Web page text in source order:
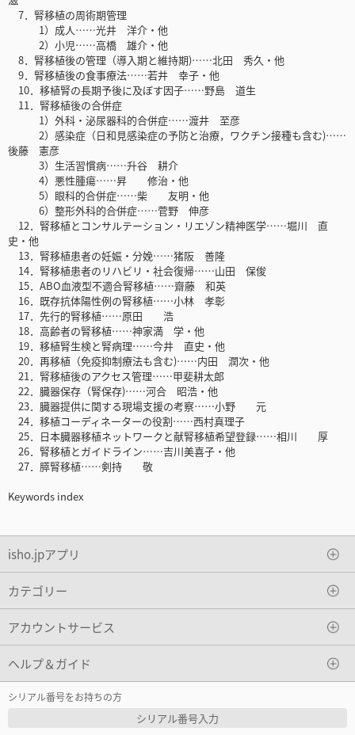
7．腎移植の周術期管理
1）成人……光井 洋介・他
2）小児……高橋 雄介・他
8．腎移植後の管理（導入期と維持期)……北田 秀久・他
9．腎移植後の食事療法……若井 幸子・他
10．移植腎の長期予後に及ぼす因子……野島 道生
11．腎移植後の合併症
1）外科・泌尿器科的合併症……渡井 至彦
2）感染症（日和見感染症の予防と治療，ワクチン接種も含む)……
後藤 憲彦
3）生活習慣病……升谷 耕介
4）悪性腫瘍……昇 修治・他
5）眼科的合併症……柴 友明・他
6）整形外科的合併症……菅野 伸彦
12．腎移植とコンサルテーション・リエゾン精神医学……堀川 直
史・他
13．腎移植患者の妊娠・分娩……猪阪 善隆
14．腎移植患者のリハビリ・社会復帰……山田 保俊
15．ABO血液型不適合腎移植……齋藤 和英
16．既存抗体陽性例の腎移植……小林 孝彰
17．先行的腎移植……原田 浩
18．高齢者の腎移植……神家満 学・他
19．移植腎生検と腎病理……今井 直史・他
20．再移植（免疫抑制療法も含む)……内田 潤次・他
21．腎移植後のアクセス管理……甲斐耕太郎
22．臓器保存（腎保存)……河合 昭浩・他
23．臓器提供に関する現場支援の考察……小野 元
24．移植コーディネーターの役割……西村真理子
25．日本臓器移植ネットワークと献腎移植希望登録……相川 厚
26．腎移植とガイドライン……吉川美喜子・他
27．膵腎移植……剣持 敬
Keywords index
isho.jpアプリ
カテゴリー
アカウントサービス
ヘルプ＆ガイド
シリアル番号をお持ちの方
シリアル番号入力